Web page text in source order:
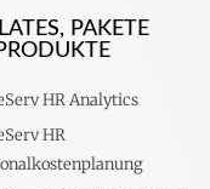
PAKETE
HR Analytics
HR